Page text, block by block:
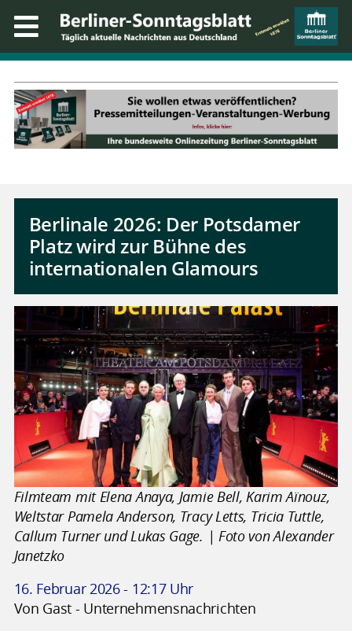
Berlinale 2026: Der Potsdamer
Platz wird zur Bühne des
internationalen Glamours
Filmteam mit Elena Anaya, Jamie Bell, Karim Aïnouz,
Weltstar Pamela Anderson, Tracy Letts, Tricia Tuttle,
Callum Turner und Lukas Gage. | Foto von Alexander
Janetzko
16. Februar 2026 - 12:17 Uhr
Von Gast - Unternehmensnachrichten